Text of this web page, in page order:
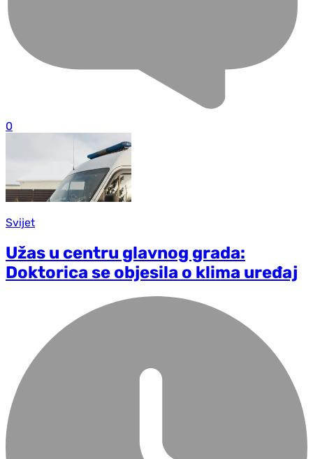
0
Svijet
Užas u centru glavnog grada:
Doktorica se objesila o klima uređaj